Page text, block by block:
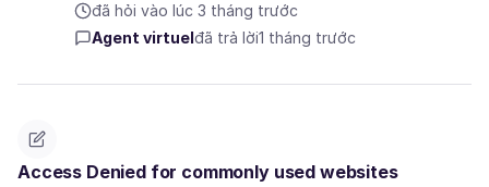
đã hỏi vào lúc 3 tháng trước
Agent virtuel đã trả lời1 tháng trước
Access Denied for commonly used websites